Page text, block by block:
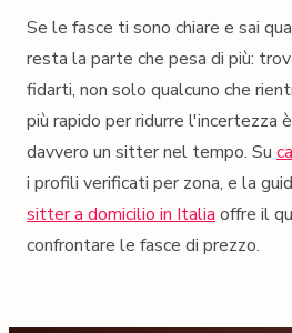
Se le fasce ti sono chiare e sai
resta la parte che pesa di più:
fidarti, non solo qualcuno che
più rapido per ridurre l'incertezza
davvero un sitter nel tempo. Su
i profili verificati per zona, e la
sitter a domicilio in Italia offre il
confrontare le fasce di prezzo.